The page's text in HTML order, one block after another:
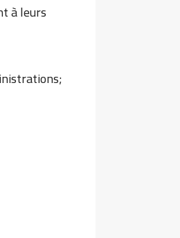
à leurs